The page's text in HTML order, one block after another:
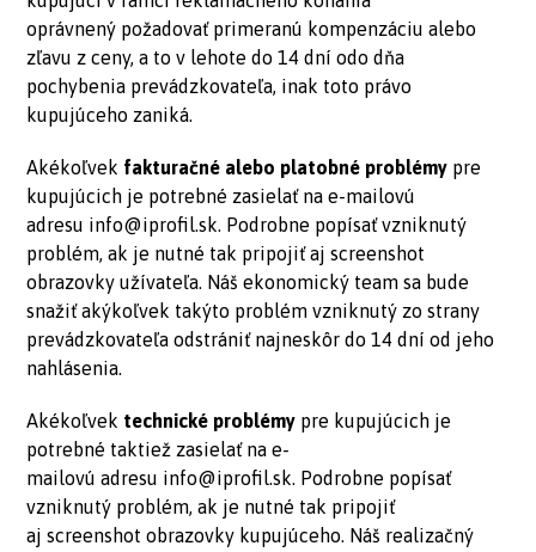
oprávnený požadovať primeranú kompenzáciu alebo
zľavu z ceny, a to v lehote do 14 dní odo dňa
pochybenia prevádzkovateľa, inak toto právo
kupujúceho zaniká.
Akékoľvek fakturačné alebo platobné problémy pre
kupujúcich je potrebné zasielať na e-mailovú
adresu info@iprofil.sk. Podrobne popísať vzniknutý
problém, ak je nutné tak pripojiť aj screenshot
obrazovky užívateľa. Náš ekonomický team sa bude
snažiť akýkoľvek takýto problém vzniknutý zo strany
prevádzkovateľa odstrániť najneskôr do 14 dní od jeho
nahlásenia.
Akékoľvek technické problémy pre kupujúcich je
potrebné taktiež zasielať na e-
mailovú adresu info@iprofil.sk. Podrobne popísať
vzniknutý problém, ak je nutné tak pripojiť
aj screenshot obrazovky kupujúceho. Náš realizačný